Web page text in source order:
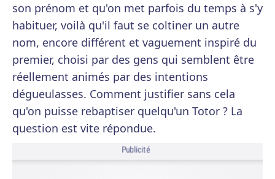
son prénom et qu'on met parfois du temps à s'y
habituer, voilà qu'il faut se coltiner un autre
nom, encore différent et vaguement inspiré du
premier, choisi par des gens qui semblent être
réellement animés par des intentions
dégueulasses. Comment justifier sans cela
qu'on puisse rebaptiser quelqu'un Totor ? La
question est vite répondue.
Publicité